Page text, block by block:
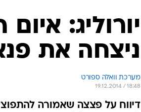
יורוליג:
ניצחה את
מערכת וואלה ספורט
19.12.2014 / 18:48
דיווח על פצצה שאמורה